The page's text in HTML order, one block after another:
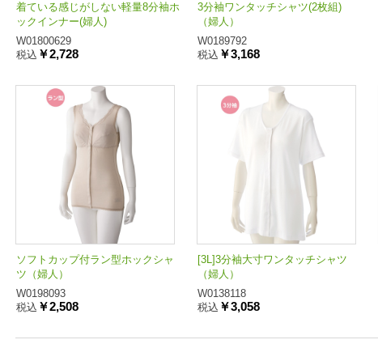
着ている感じがしない軽量8分袖ホ
ックインナー(婦人)
W01800629
税込 ￥2,728
3分袖ワンタッチシャツ(2枚組)
（婦人）
W0189792
税込 ￥3,168
ソフトカップ付ラン型ホックシャ
ツ（婦人）
W0198093
税込 ￥2,508
[3L]3分袖大寸ワンタッチシャツ
（婦人）
W0138118
税込 ￥3,058